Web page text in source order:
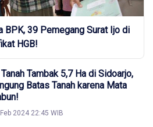
BPK, 39 Pemegang Surat Ijo di
HGB!
Tambak 5,7 Ha di Sidoarjo,
Batas Tanah karena Mata
2024 22:45 WIB